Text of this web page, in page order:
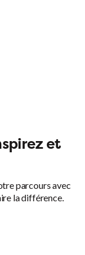
et
parcours avec
la différence.